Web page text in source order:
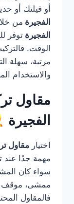
أو فيلتك أو
الفجيرة من
الفجيرة توفر
الوقت.
مرتبة، سهلة
والاستخدام
مقاول
الفجيرة
اختيار مقاول
مهمة جدًا عند
سواء كان
ممشى، موقف
فالمقاول